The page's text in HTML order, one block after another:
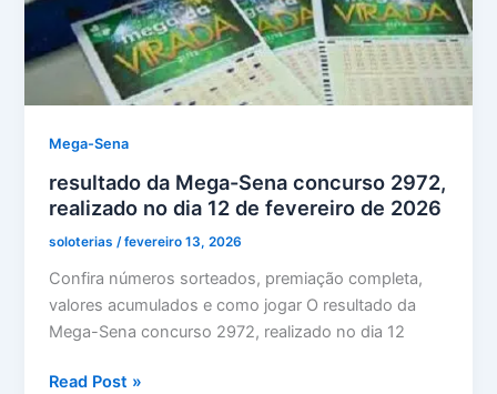
Estratégias
Mega-Sena
resultado da Mega-Sena concurso 2972,
realizado no dia 12 de fevereiro de 2026
soloterias /fevereiro 13, 2026
Confira números sorteados, premiação completa,
valores acumulados e como jogar O resultado da
Mega-Sena concurso 2972, realizado no dia 12
resultado
Read Post »